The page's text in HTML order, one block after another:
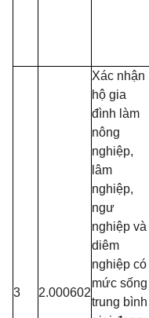
3 2.000602
Xác nhận
hộ gia
đình làm
nông
nghiệp,
lâm
nghiệp,
ngư
nghiệp và
diêm
nghiệp có
mức sống
trung bình